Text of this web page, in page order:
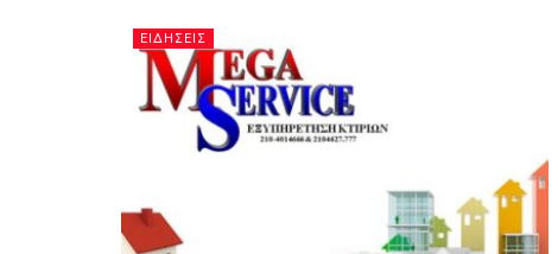
ΕΙΔΗΣΕΙΣ